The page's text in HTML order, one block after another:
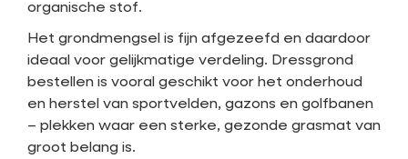
organische stof.
Het grondmengsel is fijn afgezeefd en daardoor
ideaal voor gelijkmatige verdeling. Dressgrond
bestellen is vooral geschikt voor het onderhoud
en herstel van sportvelden, gazons en golfbanen
– plekken waar een sterke, gezonde grasmat van
groot belang is.